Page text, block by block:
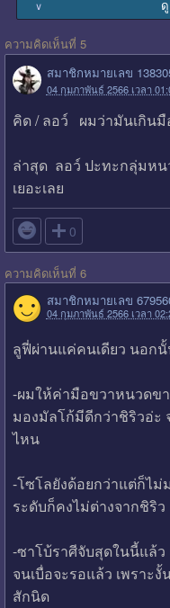
∨
ความคิดเห็นที่ 5
สมาชิกหมายเลข
04 กุมภาพันธ์ 2566 เวลา
คิด / ลอว์ ผมว่ามันเกิน
ล่าสุด ลอว์ ปะทะกลุ่มห
เยอะเลย
 0
ความคิดเห็นที่ 6
สมาชิกหมายเลข
04 กุมภาพันธ์ 2566 เวลา
ลูฟี่ผ่านแค่คนเดียว นอก
-ผมให้ค่ามือขวาหนวดข
มองมัลโก้มีดีกว่าชิริวอ่ะ
ไหน
-โซโลยังด้อยกว่าแต่ก็ไม่
ระดับก็คงไม่ต่างจากชิริว
-ซาโบ้ราศีจับสุดในนี้แล้ว
จนเบื่อจะรอแล้ว เพราะ
สักนิด